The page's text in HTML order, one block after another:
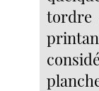
tordre